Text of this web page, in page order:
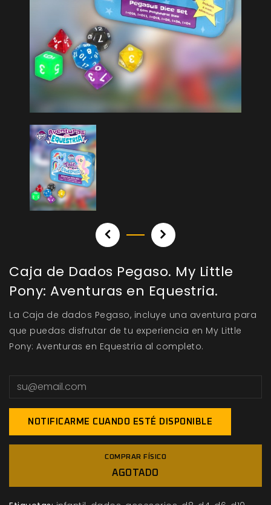
Caja de Dados Pegaso. My Little
Pony: Aventuras en Equestria.
La Caja de dados Pegaso, incluye una aventura para
que puedas disfrutar de tu experiencia en My Little
Pony: Aventuras en Equestria al completo.
NOTIFICARME CUANDO ESTÉ DISPONIBLE
COMPRAR FÍSICO
AGOTADO